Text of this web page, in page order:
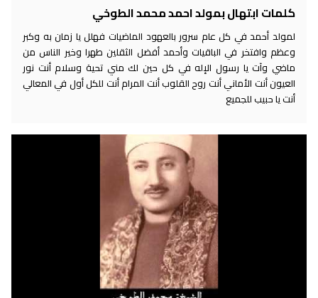
كلمات ابتهال بمولد احمد محمد الطوخي
لمولد أحمد في كل عام سرور بالعهود الماضيات فهلل يا زمان به وكبر
وعظم وافتخر في الباقيات وأحمد أفضل الثقلين طهرا وخير الناس من
ماضي وآت يا رسول الإله في كل حين لك مني تحية وسلام أنت نور
العيون أنت الأماني أنت روح القلوب أنت المرام أنت للكل أول في المعالي
أنت يا حبيب للجميع